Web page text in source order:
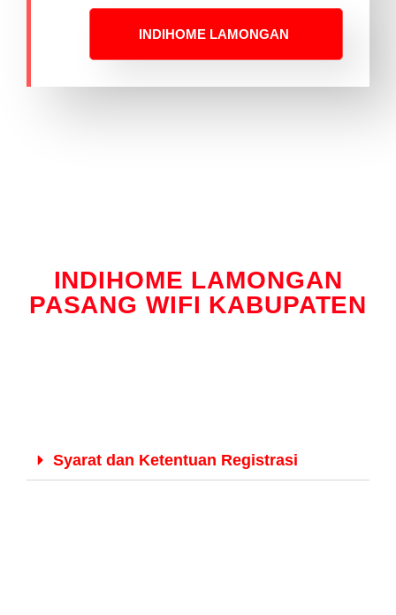
INDIHOME LAMONGAN
INDIHOME LAMONGAN
PASANG WIFI KABUPATEN
Syarat dan Ketentuan Registrasi